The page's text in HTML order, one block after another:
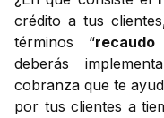
crédito a tus
términos “
deberás
cobranza que te
por tus clientes a